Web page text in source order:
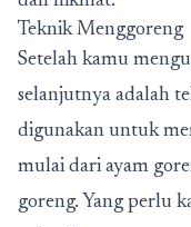
Teknik Menggoreng
Setelah kamu
selanjutnya adalah
digunakan untuk
mulai dari ayam
goreng. Yang perlu